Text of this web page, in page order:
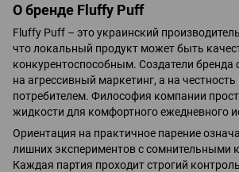
О бренде Fluffy Puff
Fluffy Puff – это украинский
что локальный продукт может быть
конкурентоспособным. Создатели бренда
на агрессивный маркетинг, а на честность
потребителем. Философия компании
жидкости для комфортного ежедневного
Ориентация на практичное парение
лишних экспериментов с сомнительными
Каждая партия проходит строгий